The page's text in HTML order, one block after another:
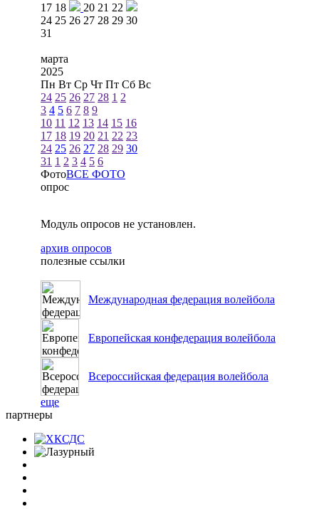
17 18 20 21 22
24 25 26 27 28 29 30
31
марта
2025
Пн Вт Ср Чт Пт Сб Вс
24 25 26 27 28 1 2
3 4 5 6 7 8 9
10 11 12 13 14 15 16
17 18 19 20 21 22 23
24 25 26 27 28 29 30
31 1 2 3 4 5 6
ФотоВСЕ ФОТО
опрос
Модуль опросов не установлен.
архив опросов
полезные ссылки
Международная федерация волейбола
Европейская конфедерация волейбола
Всероссийская федерация волейбола
еще
партнеры